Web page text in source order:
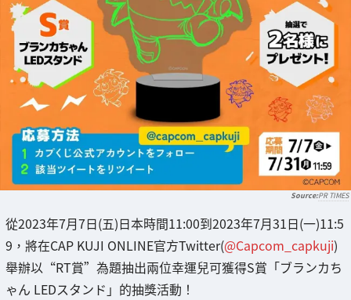
PR TIMES
從2023年7月7日(五)日本時間11:00到2023年7月31日(一)11:5
9，將在CAP KUJI ONLINE官方Twitter(@Capcom_capkuji)
舉辦以“RT賞”為題抽出兩位幸運兒可獲得S賞「ブランカち
ゃん LEDスタンド」的抽獎活動！